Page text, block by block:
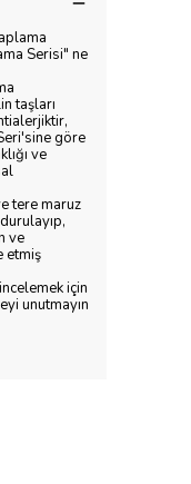
Serisi" ne
taşları
göre
ve
tere maruz
ve
etmiş
için
unutmayın